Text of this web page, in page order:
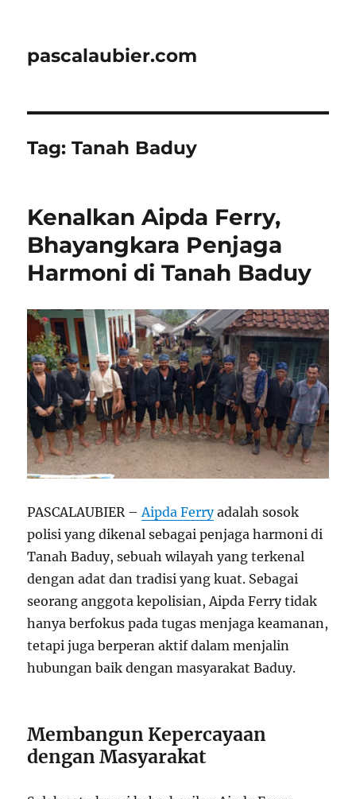
pascalaubier.com
Tag:Tanah Baduy
Kenalkan Aipda Ferry,
Bhayangkara Penjaga
Harmoni di Tanah Baduy
PASCALAUBIER – Aipda Ferryadalah sosok
polisi yang dikenal sebagai penjaga harmoni di
Tanah Baduy, sebuah wilayah yang terkenal
dengan adat dan tradisi yang kuat. Sebagai
seorang anggota kepolisian, Aipda Ferry tidak
hanya berfokus pada tugas menjaga keamanan,
tetapi juga berperan aktif dalam menjalin
hubungan baik dengan masyarakat Baduy.
Membangun Kepercayaan
dengan Masyarakat